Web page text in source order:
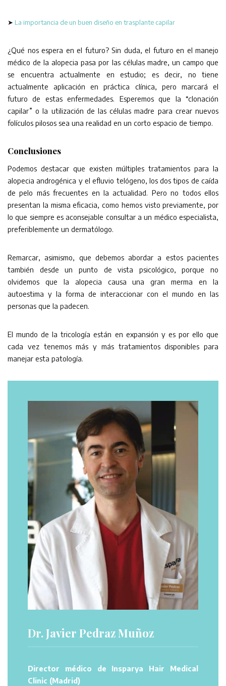
➤ La importancia de un buen diseño en trasplante capilar
¿Qué nos espera en el futuro? Sin duda, el futuro en el manejo
médico de la alopecia pasa por las células madre, un campo que
se encuentra actualmente en estudio; es decir, no tiene
actualmente aplicación en práctica clínica, pero marcará el
futuro de estas enfermedades. Esperemos que la “clonación
capilar” o la utilización de las células madre para crear nuevos
folículos pilosos sea una realidad en un corto espacio de tiempo.
Conclusiones
Podemos destacar que existen múltiples tratamientos para la
alopecia androgénica y el efluvio telógeno, los dos tipos de caída
de pelo más frecuentes en la actualidad. Pero no todos ellos
presentan la misma eficacia, como hemos visto previamente, por
lo que siempre es aconsejable consultar a un médico especialista,
preferiblemente un dermatólogo.
Remarcar, asimismo, que debemos abordar a estos pacientes
también desde un punto de vista psicológico, porque no
olvidemos que la alopecia causa una gran merma en la
autoestima y la forma de interaccionar con el mundo en las
personas que la padecen.
El mundo de la tricología están en expansión y es por ello que
cada vez tenemos más y más tratamientos disponibles para
manejar esta patología.
Dr. Javier Pedraz Muñoz
Director médico de Insparya Hair Medical
Clinic (Madrid)